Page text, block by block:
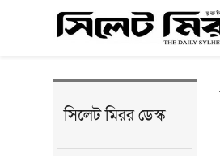
সিলেট মিরর ডেস্ক